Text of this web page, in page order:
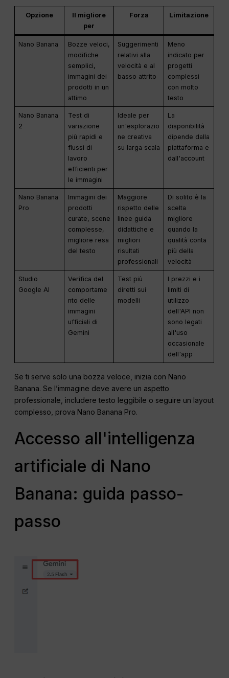
Opzione
Il migliore
per
Forza Limitazione
Nano Banana
Bozze veloci,
modifiche
semplici,
immagini dei
prodotti in un
attimo
Suggerimenti
relativi alla
velocità e al
basso attrito
Meno
indicato per
progetti
complessi
con molto
testo
Nano Banana
2
Test di
variazione
più rapidi e
flussi di
lavoro
efficienti per
le immagini
Ideale per
un'esplorazio
ne creativa
su larga scala
La
disponibilità
dipende dalla
piattaforma e
dall'account
Nano Banana
Pro
Immagini dei
prodotti
curate, scene
complesse,
migliore resa
del testo
Maggiore
rispetto delle
linee guida
didattiche e
migliori
risultati
professionali
Di solito è la
scelta
migliore
quando la
qualità conta
più della
velocità
Studio
Google AI
Verifica del
comportame
nto delle
immagini
ufficiali di
Gemini
Test più
diretti sui
modelli
I prezzi e i
limiti di
utilizzo
dell'API non
sono legati
all'uso
occasionale
dell'app
Se ti serve solo una bozza veloce, inizia con Nano
Banana. Se l’immagine deve avere un aspetto
professionale, includere testo leggibile o seguire un layout
complesso, prova Nano Banana Pro.
Accesso all'intelligenza
artificiale di Nano
Banana: guida passo-
passo